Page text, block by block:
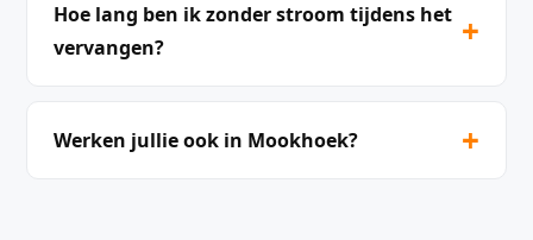
Hoe lang ben ik zonder stroom tijdens het
vervangen?
+
Werken jullie ook in Mookhoek? +